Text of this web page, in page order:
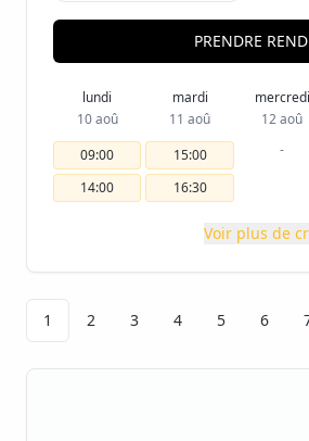
PRENDRE
lundi
10 aoû
09:00
14:00
mardi
11 aoû
15:00
16:30
mercredi
12 aoû
-
Voir plus de
1 2 3 4 5 6